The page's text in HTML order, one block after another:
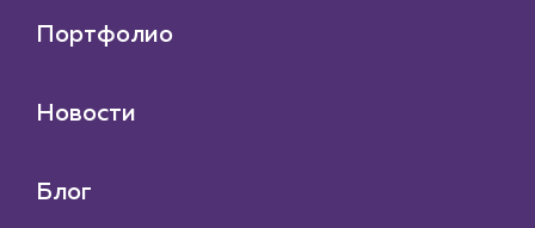
Портфолио
Новости
Блог